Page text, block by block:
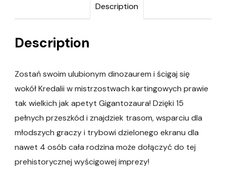
Description
Description
Zostań swoim ulubionym dinozaurem i ścigaj się
wokół Kredalii w mistrzostwach kartingowych prawie
tak wielkich jak apetyt Gigantozaura! Dzięki 15
pełnych przeszkód i znajdziek trasom, wsparciu dla
młodszych graczy i trybowi dzielonego ekranu dla
nawet 4 osób cała rodzina może dołączyć do tej
prehistorycznej wyścigowej imprezy!